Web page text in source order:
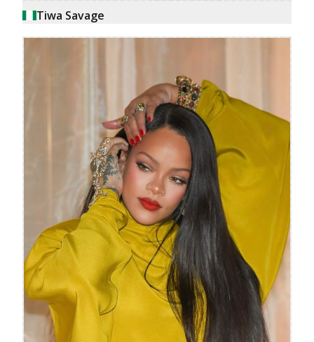
Tiwa Savage